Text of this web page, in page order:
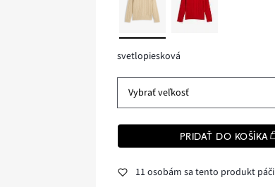
svetlopiesková
Vybrať veľkosť
PRIDAŤ DO KOŠÍKA
11 osobám sa tento produkt páči